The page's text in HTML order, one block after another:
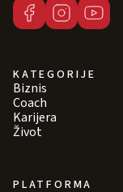
KATEGORIJE
Biznis
Coach
Karijera
Život
PLATFORMA